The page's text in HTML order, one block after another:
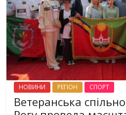
НОВИНИ РЕГІОН СПОРТ
Ветеранська